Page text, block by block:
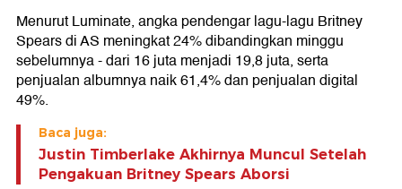
Menurut Luminate, angka pendengar lagu-lagu Britney
Spears di AS meningkat 24% dibandingkan minggu
sebelumnya - dari 16 juta menjadi 19,8 juta, serta
penjualan albumnya naik 61,4% dan penjualan digital
49%.
Baca juga:
Justin Timberlake Akhirnya Muncul Setelah
Pengakuan Britney Spears Aborsi